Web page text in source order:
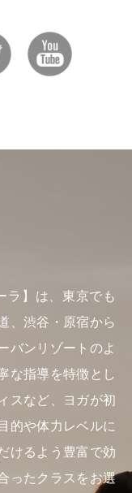
ラ】は、東京でも
、渋谷・原宿から
バンリゾートのよ
な指導を特徴とし
スなど、ヨガが初
的や体力レベルに
けるよう豊富で効
ったクラスをお選